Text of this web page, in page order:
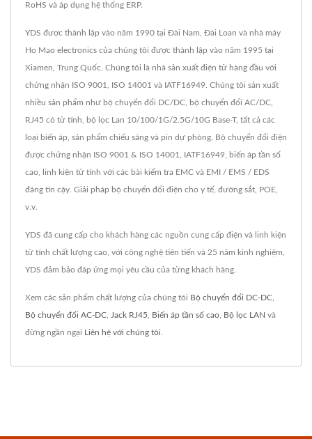
RoHS và áp dụng hệ thống ERP.
YDS được thành lập vào năm 1990 tại Đài Nam, Đài Loan và nhà máy
Ho Mao electronics của chúng tôi được thành lập vào năm 1995 tại
Xiamen, Trung Quốc. Chúng tôi là nhà sản xuất điện tử hàng đầu với
chứng nhận ISO 9001, ISO 14001 và IATF16949. Chúng tôi sản xuất
nhiều sản phẩm như bộ chuyển đổi DC/DC, bộ chuyển đổi AC/DC,
RJ45 có từ tính, bộ lọc Lan 10/100/1G/2.5G/10G Base-T, tất cả các
loại biến áp, sản phẩm chiếu sáng và pin dự phòng. Bộ chuyển đổi điện
được chứng nhận ISO 9001 & ISO 14001, IATF16949, biến áp tần số
cao, linh kiện từ tính với các bài kiểm tra EMC và EMI / EMS / EDS
đáng tin cậy. Giải pháp bộ chuyển đổi điện cho y tế, đường sắt, POE,
v.v.
YDS đã cung cấp cho khách hàng các nguồn cung cấp điện và linh kiện
từ tính chất lượng cao, với công nghệ tiên tiến và 25 năm kinh nghiệm,
YDS đảm bảo đáp ứng mọi yêu cầu của từng khách hàng.
Xem các sản phẩm chất lượng của chúng tôi Bộ chuyển đổi DC-DC
Bộ chuyển đổi AC-DC Jack RJ45 Biến áp tần số cao Bộ lọc LAN và
đừng ngần ngại Liên hệ với chúng tôi